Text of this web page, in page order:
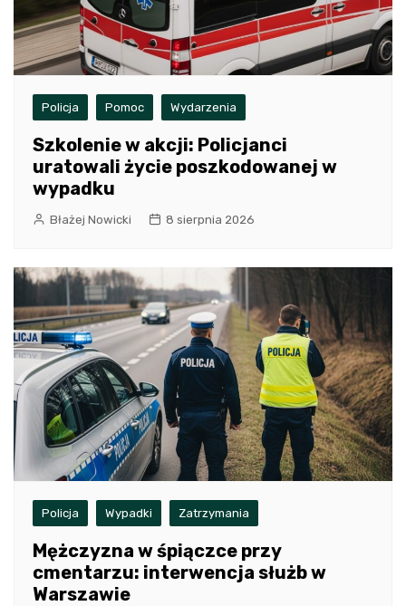
Policja Pomoc Wydarzenia
Szkolenie w akcji: Policjanci
uratowali życie poszkodowanej w
wypadku
Błażej Nowicki 8 sierpnia 2026
Policja Wypadki Zatrzymania
Mężczyzna w śpiączce przy
cmentarzu: interwencja służb w
Warszawie